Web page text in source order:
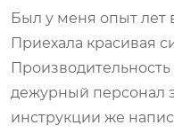
Был у меня опыт лет
Приехала красивая
дежурный персонал
инструкции же